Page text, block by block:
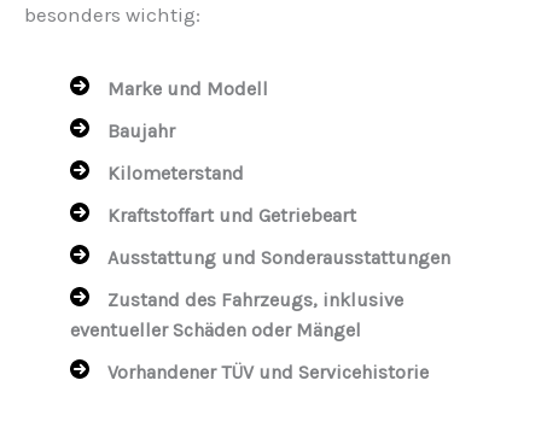
besonders wichtig:
Marke und Modell
Baujahr
Kilometerstand
Kraftstoffart und Getriebeart
Ausstattung und Sonderausstattungen
Zustand des Fahrzeugs, inklusive
eventueller Schäden oder Mängel
Vorhandener TÜV und Servicehistorie